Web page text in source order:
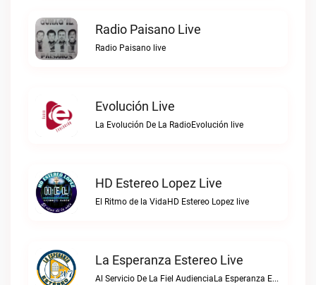
Radio Paisano Live
Radio Paisano live
Evolución Live
La Evolución De La RadioEvolución live
HD Estereo Lopez Live
El Ritmo de la VidaHD Estereo Lopez live
La Esperanza Estereo Live
Al Servicio De La Fiel AudienciaLa Esperanza Estereo live